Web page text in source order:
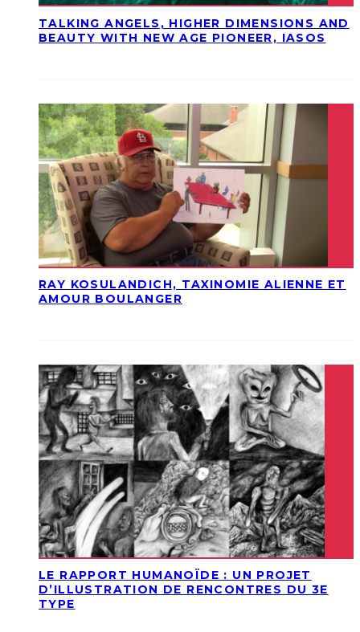
TALKING ANGELS, HIGHER DIMENSIONS AND
BEAUTY WITH NEW AGE PIONEER, IASOS
RAY KOSULANDICH, TAXINOMIE ALIENNE ET
AMOUR BOULANGER
LE RAPPORT HUMANOÏDE : UN PROJET
D’ILLUSTRATION DE RENCONTRES DU 3E
TYPE